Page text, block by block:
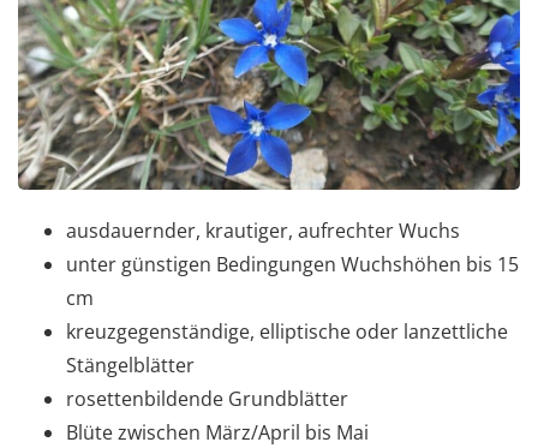
ausdauernder, krautiger, aufrechter Wuchs
unter günstigen Bedingungen Wuchshöhen bis 15
cm
kreuzgegenständige, elliptische oder lanzettliche
Stängelblätter
rosettenbildende Grundblätter
Blüte zwischen März/April bis Mai